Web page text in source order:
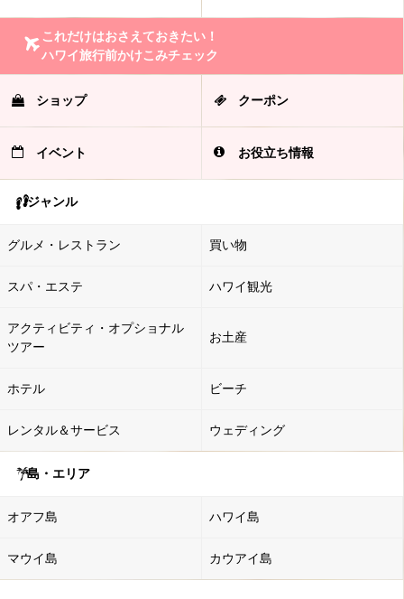
これだけはおさえておきたい！
ハワイ旅行前かけこみチェック
ショップ クーポン
イベント お役立ち情報
ジャンル
グルメ・レストラン 買い物
スパ・エステ ハワイ観光
アクティビティ・オプショナル
ツアー
お土産
ホテル ビーチ
レンタル＆サービス ウェディング
島・エリア
オアフ島 ハワイ島
マウイ島 カウアイ島